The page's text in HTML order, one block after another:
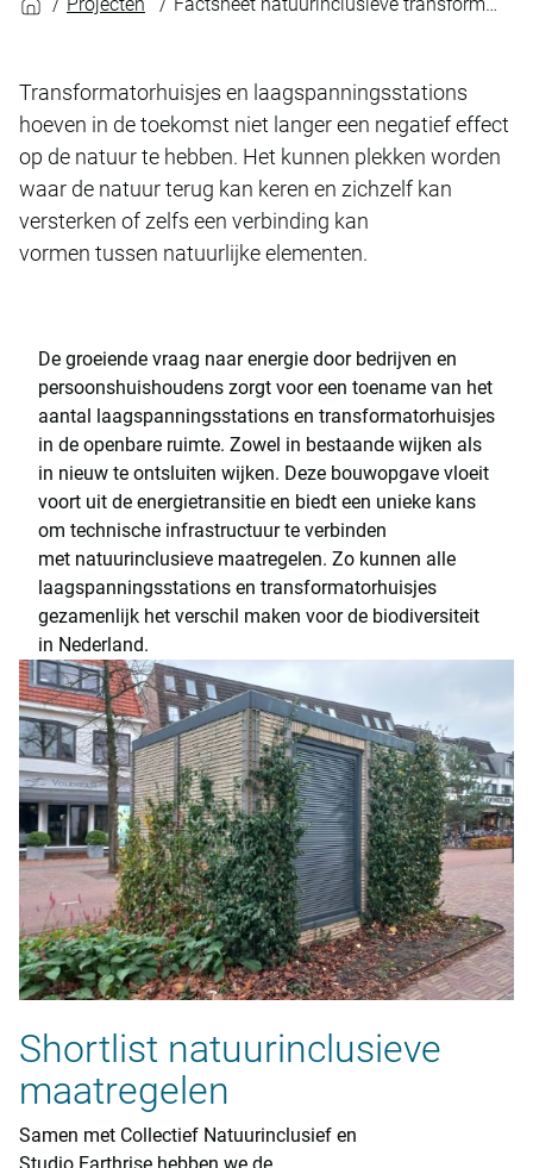
Transformatorhuisjes en laagspanningsstations
hoeven in de toekomst niet langer een negatief effect
op de natuur te hebben. Het kunnen plekken worden
waar de natuur terug kan keren en zichzelf kan
versterken of zelfs een verbinding kan
vormen tussen natuurlijke elementen.
De groeiende vraag naar energie door bedrijven en
persoonshuishoudens zorgt voor een toename van het
aantal laagspanningsstations en transformatorhuisjes
in de openbare ruimte. Zowel in bestaande wijken als
in nieuw te ontsluiten wijken. Deze bouwopgave vloeit
voort uit de energietransitie en biedt een unieke kans
om technische infrastructuur te verbinden
met natuurinclusieve maatregelen. Zo kunnen alle
laagspanningsstations en transformatorhuisjes
gezamenlijk het verschil maken voor de biodiversiteit
in Nederland.
Shortlist natuurinclusieve
maatregelen
Samen met Collectief Natuurinclusief en